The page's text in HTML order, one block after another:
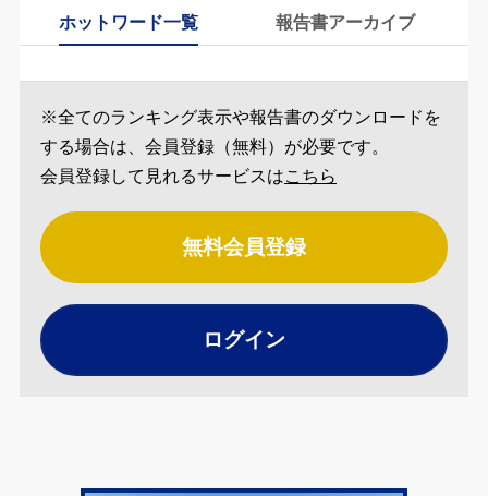
ホットワード一覧 報告書アーカイブ
※全てのランキング表示や報告書のダウンロードを
する場合は、会員登録（無料）が必要です。
会員登録して見れるサービスはこちら
無料会員登録
ログイン